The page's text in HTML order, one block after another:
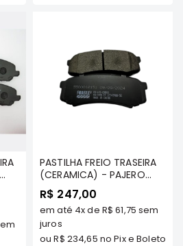
Filtros
Suspensão
Correias
PASTILHA FREIO TRASEIRA
(CERAMICA) - PAJERO
FULL 08/... 3.2/3.5/3.8
(NAO APLICA NA 3
PORTAS) - FRASLE
CERAMAXX - PD/695-
CMAXX
R$ 247,00
em até 4xde R$ 61,75 sem
juros
ouR$ 234,65 no Pix e Boleto